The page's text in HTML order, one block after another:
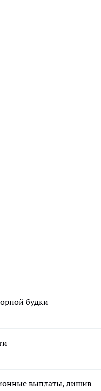
будки
выплаты, лишив